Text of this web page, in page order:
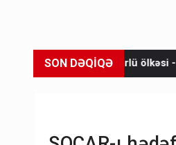
SON DƏQİQƏ
ölkəsi - Cəmi 13 saat sonra